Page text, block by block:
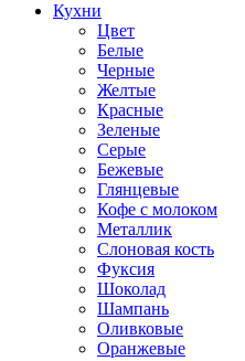
Кухни
Цвет
Белые
Черные
Желтые
Красные
Зеленые
Серые
Бежевые
Глянцевые
Кофе с молоком
Металлик
Слоновая кость
Фуксия
Шоколад
Шампань
Оливковые
Оранжевые